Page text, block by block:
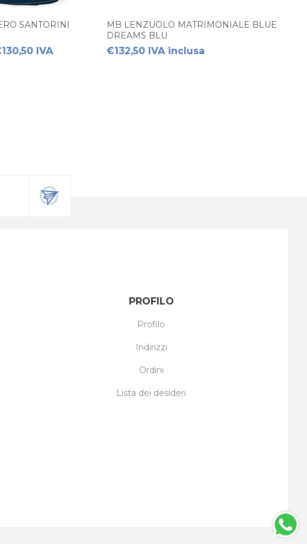
SANTORINI
IVA
MB LENZUOLO MATRIMONIALE BLUE
DREAMS BLU
€132,50 IVA inclusa
PROFILO
Profilo
Indirizzi
Ordini
Lista dei desideri